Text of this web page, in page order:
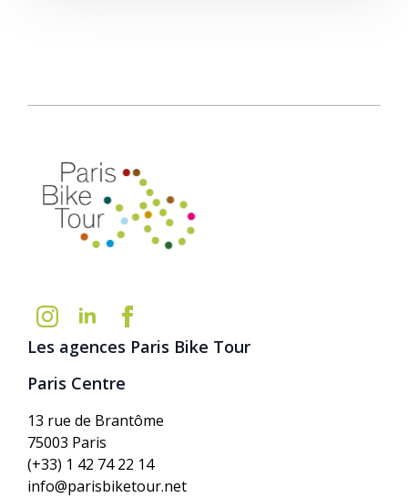
Les agences Paris Bike Tour
Paris Centre
13 rue de Brantôme
75003 Paris
(+33) 1 42 74 22 14
info@parisbiketour.net